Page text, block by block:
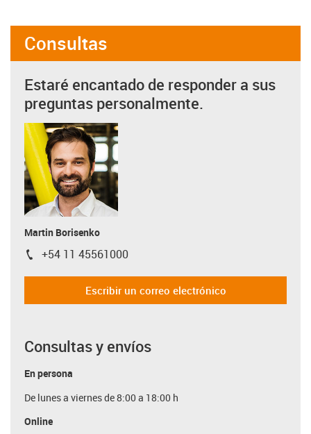
Consultas
Estaré encantado de responder a sus
preguntas personalmente.
Martin Borisenko
igus-icon-phone
+54 11 45561000
Escribir un correo electrónico
Consultas y envíos
En persona
De lunes a viernes de 8:00 a 18:00 h
Online